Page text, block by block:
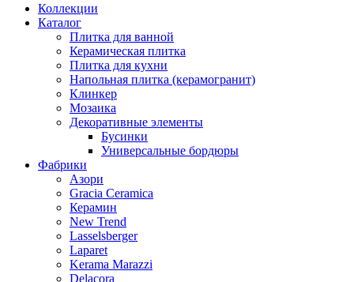
Коллекции
Каталог
Плитка для ванной
Керамическая плитка
Плитка для кухни
Напольная плитка (керамогранит)
Клинкер
Мозаика
Декоративные элементы
Бусинки
Универсальные бордюры
Фабрики
Азори
Gracia Ceramica
Керамин
New Trend
Lasselsberger
Laparet
Kerama Marazzi
Delacora